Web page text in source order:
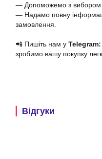
— Допоможемо з вибором
— Надамо повну
замовлення.
📲 Пишіть нам у Telegram:
зробимо вашу покупку
Відгуки